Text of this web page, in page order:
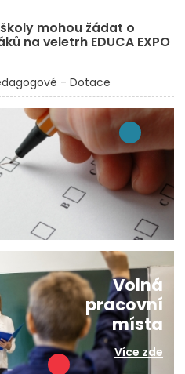
mohou žádat o
na veletrh EDUCA EXPO
- Dotace
Volná
pracovní
místa
Více zde